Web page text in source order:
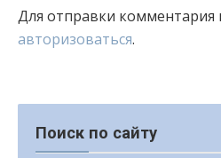
Для отправки
авторизоваться.
Поиск по сайту